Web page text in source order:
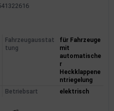
Fahrzeugausstat
tung
für Fahrzeuge
mit
automatische
r
Heckklappene
ntriegelung
Betriebsart elektrisch